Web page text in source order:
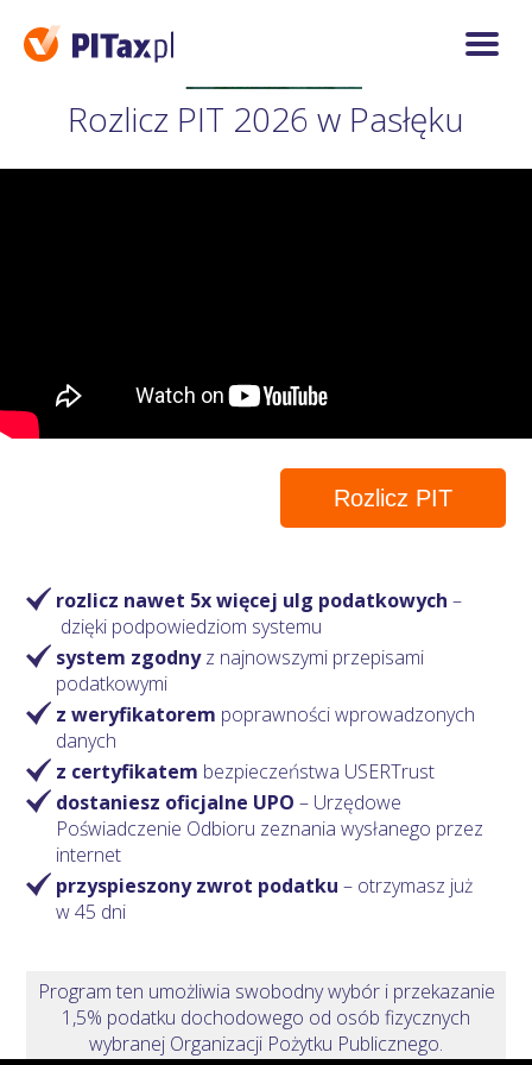
Rozlicz PIT 2026 w Pasłęku
Rozlicz PIT
rozlicz nawet 5x więcej ulg podatkowych–
dzięki podpowiedziom systemu
system zgodnyz najnowszymi przepisami
podatkowymi
z weryfikatorem poprawności wprowadzonych
danych
z certyfikatem bezpieczeństwa USERTrust
dostaniesz oficjalne UPO – Urzędowe
Poświadczenie Odbioru zeznania wysłanego przez
internet
przyspieszony zwrot podatku – otrzymasz już
w 45 dni
Program ten umożliwia swobodny wybór i przekazanie
1,5% podatku dochodowego od osób fizycznych
wybranej Organizacji Pożytku Publicznego.